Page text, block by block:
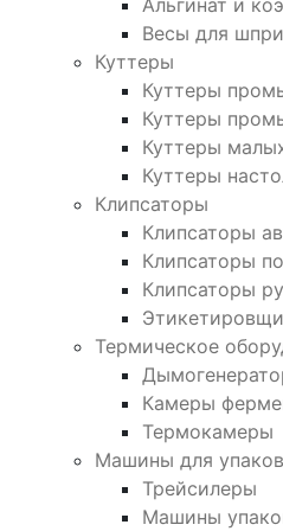
Весы для
Куттеры
Куттеры
Куттеры
Куттеры
Куттеры
Клипсаторы
Клипсаторы
Клипсаторы
Клипсаторы
Термическое
Камеры
Термокамеры
Машины для
Трейсилеры
Машины